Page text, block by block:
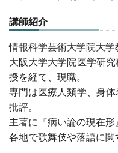
講師紹介
情報科学芸術大学院大学
大阪大学大学院医学研
授を経て、現職。
専門は医療人類学、身
批評。
主著に『病い論の現在形
各地で歌舞伎や落語に関